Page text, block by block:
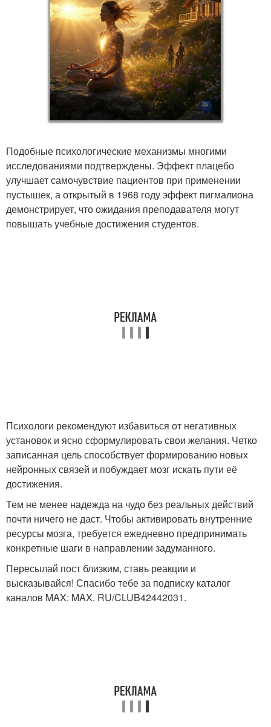
Подобные психологические механизмы многими
исследованиями подтверждены. Эффект плацебо
улучшает самочувствие пациентов при применении
пустышек, а открытый в 1968 году эффект пигмалиона
демонстрирует, что ожидания преподавателя могут
повышать учебные достижения студентов.
Психологи рекомендуют избавиться от негативных
установок и ясно сформулировать свои желания. Четко
записанная цель способствует формированию новых
нейронных связей и побуждает мозг искать пути её
достижения.
Тем не менее надежда на чудо без реальных действий
почти ничего не даст. Чтобы активировать внутренние
ресурсы мозга, требуется ежедневно предпринимать
конкретные шаги в направлении задуманного.
Пересылай пост близким, ставь реакции и
высказывайся! Спасибо тебе за подписку каталог
каналов MAX: MAX. RU/CLUB42442031.